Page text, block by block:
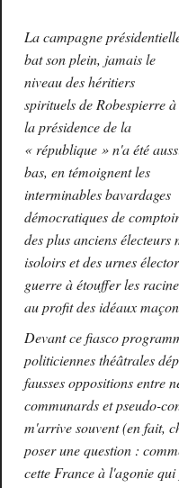
La campagne
bat son plein, jamais le
niveau des héritiers
spirituels de Robespierre à
la présidence de la
« république » n'a été
bas, en témoignent les
interminables bavardages
démocratiques de comptoir
des plus anciens électeurs
isoloirs et des urnes
guerre à étouffer les
au profit des idéaux
Devant ce fiasco
politiciennesthéâtrales
fausses oppositions entre
communards et pseudo-
m'arrive souvent (en fait,
poser une question :
cette France à l'agonie